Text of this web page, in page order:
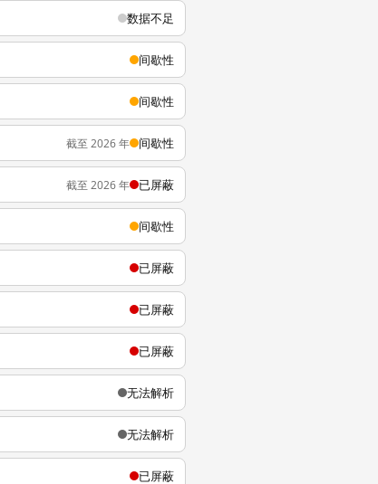
数据不足
间歇性
间歇性
截至 2026 年 间歇性
截至 2026 年 已屏蔽
间歇性
已屏蔽
已屏蔽
已屏蔽
无法解析
无法解析
已屏蔽